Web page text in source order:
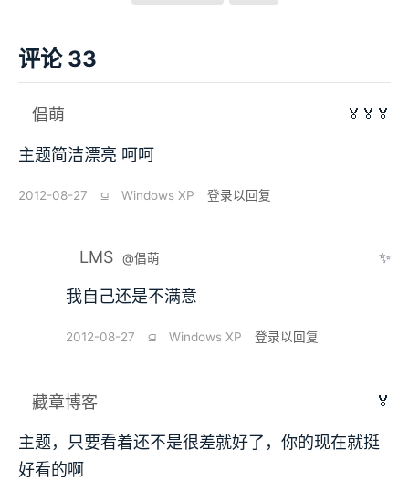
评论 33
倡萌 🏅🏅🏅
主题简洁漂亮 呵呵
2012-08-27 ⫑ Windows XP 登录以回复
LMS @倡萌 ✨
我自己还是不满意
2012-08-27 ⫑ Windows XP 登录以回复
藏章博客 🏅
主题，只要看着还不是很差就好了，你的现在就挺
好看的啊